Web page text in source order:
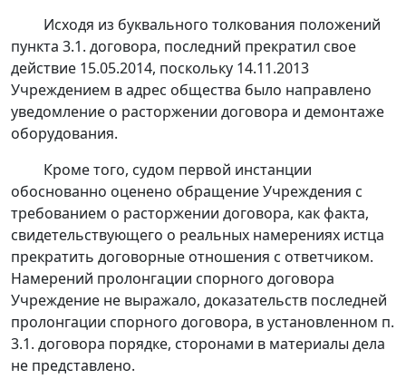
Исходя из буквального толкования положений
пункта 3.1. договора, последний прекратил свое
действие 15.05.2014, поскольку 14.11.2013
Учреждением в адрес общества было направлено
уведомление о расторжении договора и демонтаже
оборудования.
Кроме того, судом первой инстанции
обоснованно оценено обращение Учреждения с
требованием о расторжении договора, как факта,
свидетельствующего о реальных намерениях истца
прекратить договорные отношения с ответчиком.
Намерений пролонгации спорного договора
Учреждение не выражало, доказательств последней
пролонгации спорного договора, в установленном п.
3.1. договора порядке, сторонами в материалы дела
не представлено.